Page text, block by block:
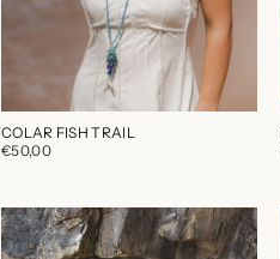
COLAR FISH TRAIL
€50,00